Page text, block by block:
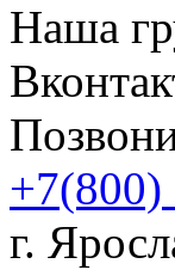
Наша
+7(800)
г.